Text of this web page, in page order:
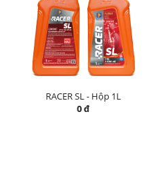
RACER SL - Hộp 1L
0 đ